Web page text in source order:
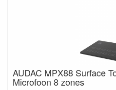
AUDAC MPX88 Surface
Microfoon 8 zones